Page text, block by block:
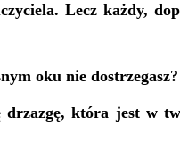
Lecz każdy,
oku nie dostrzegasz?
drzazgę, która jest w